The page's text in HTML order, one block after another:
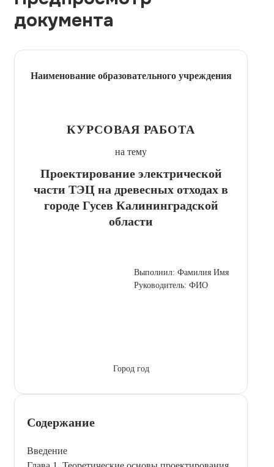
документа
Наименование образовательного учреждения
КУРСОВАЯ РАБОТА
на тему
Проектирование электрической
части ТЭЦ на древесных отходах в
городе Гусев Калининградской
области
Выполнил: Фамилия Имя
Руководитель: ФИО
Город год
Содержание
Введение